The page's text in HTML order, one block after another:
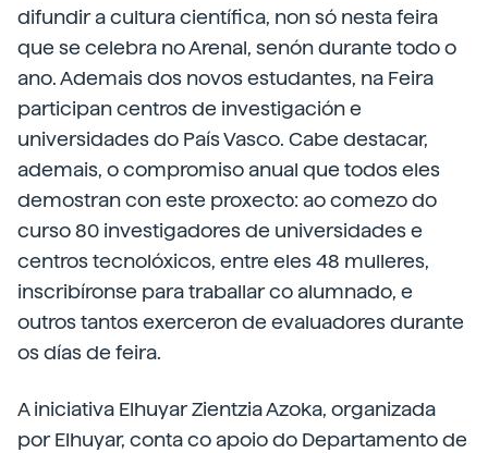
difundir a cultura científica, non só nesta feira
que se celebra no Arenal, senón durante todo o
ano. Ademais dos novos estudantes, na Feira
participan centros de investigación e
universidades do País Vasco. Cabe destacar,
ademais, o compromiso anual que todos eles
demostran con este proxecto: ao comezo do
curso 80 investigadores de universidades e
centros tecnolóxicos, entre eles 48 mulleres,
inscribíronse para traballar co alumnado, e
outros tantos exerceron de evaluadores durante
os días de feira.
A iniciativa Elhuyar Zientzia Azoka, organizada
por Elhuyar, conta co apoio do Departamento de